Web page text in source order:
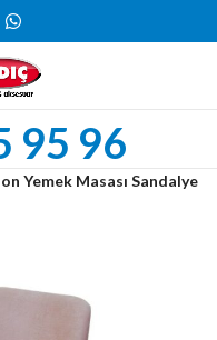
95 96
Yemek Masası Sandalye